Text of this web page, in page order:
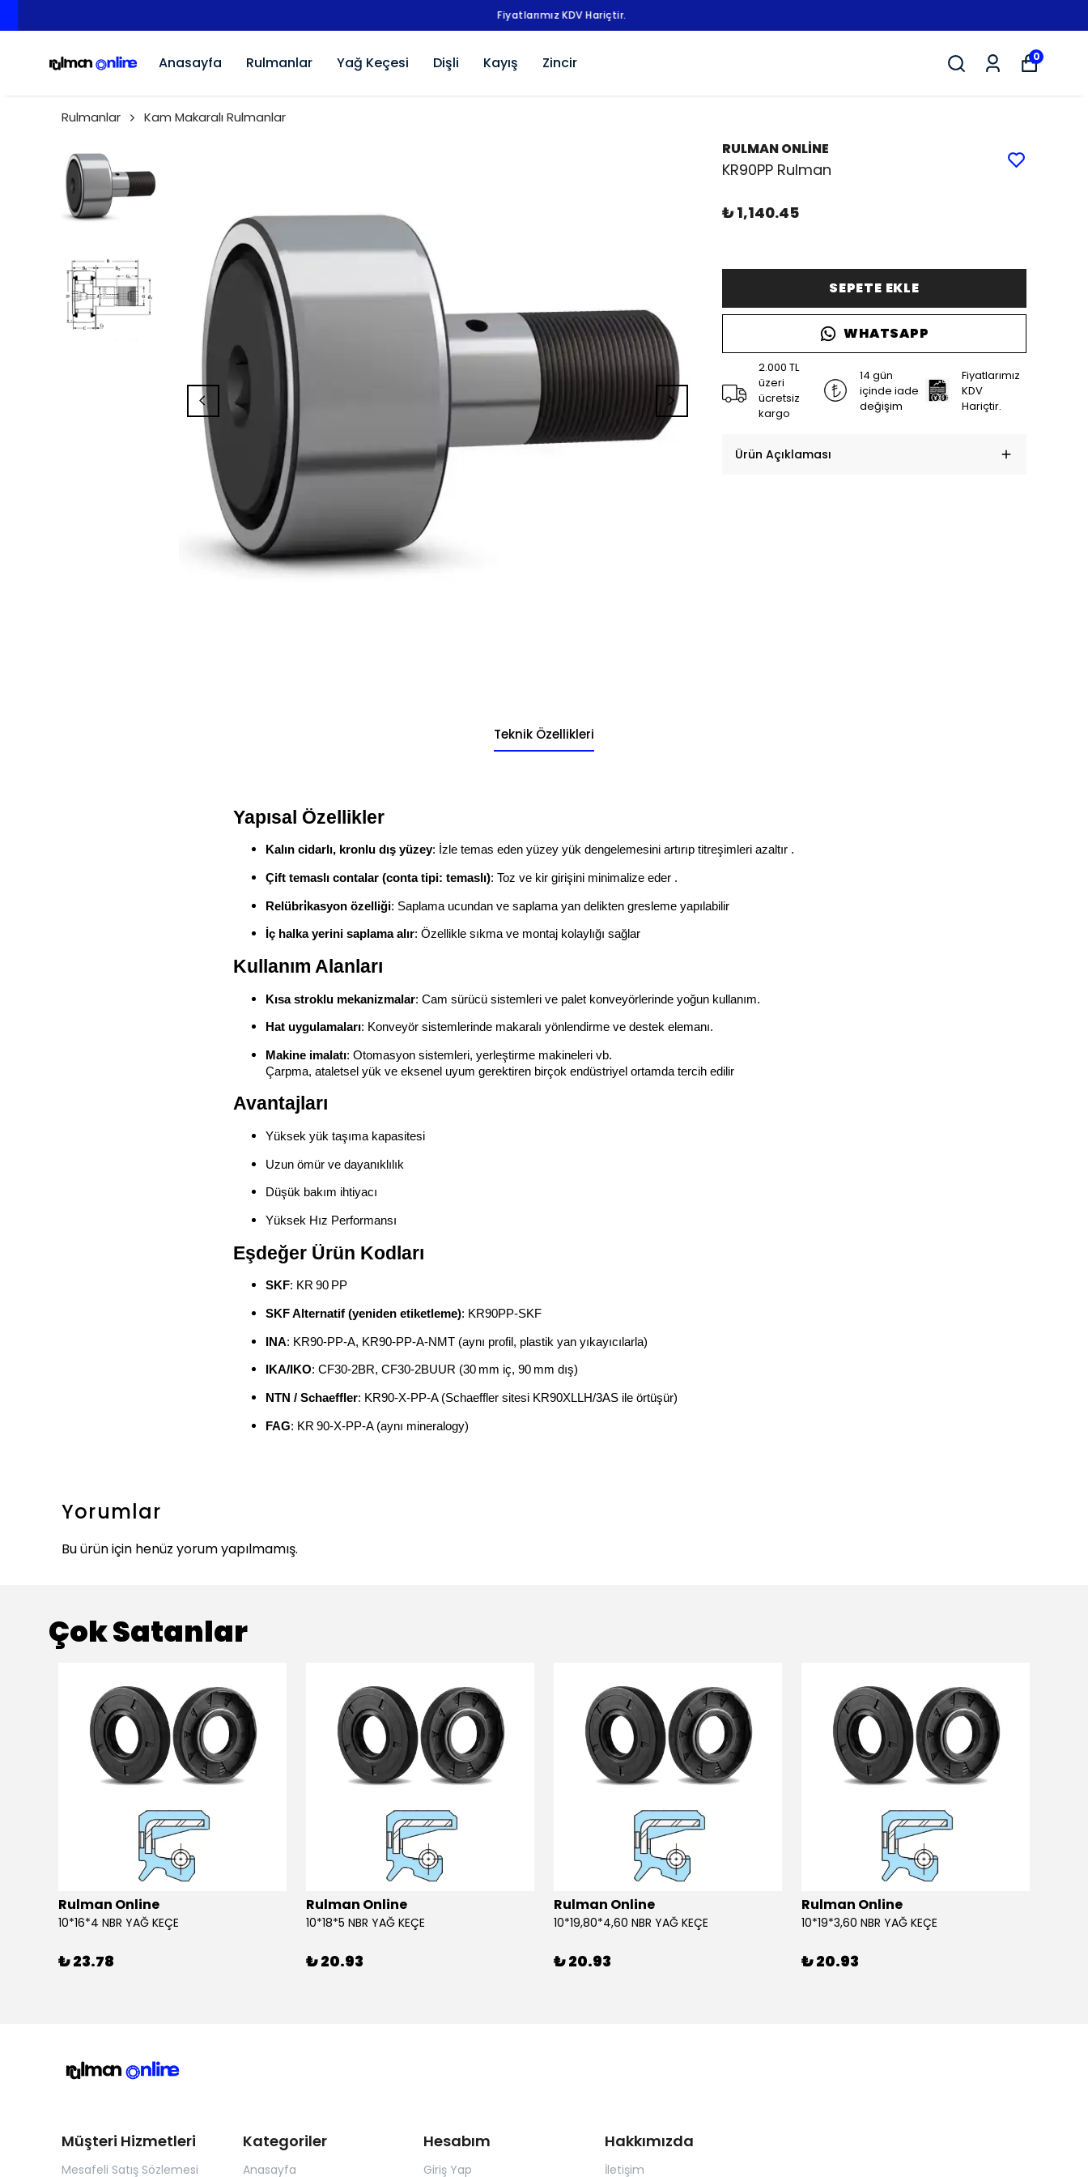
Fiyatlarımız KDV Hariçtir.
Anasayfa Rulmanlar Yağ Keçesi Dişli Kayış Zincir 0
Rulmanlar Kam Makaralı Rulmanlar
RULMAN ONLİNE
KR90PP Rulman
₺ 1,140.45
SEPETE EKLE
WHATSAPP
2.000 TL
üzeri
ücretsiz
kargo
14 gün
içinde iade
değişim
Fiyatlarımız
KDV
Hariçtir.
Ürün Açıklaması
Teknik Özellikleri
Yapısal Özellikler
Kalın cidarlı, kronlu dış yüzey: İzle temas eden yüzey yük dengelemesini artırıp titreşimleri azaltır .
Çift temaslı contalar (conta tipi: temaslı): Toz ve kir girişini minimalize eder .
Relübri̇kasyon özelliği: Saplama ucundan ve saplama yan delikten gresleme yapılabilir
İç halka yerini saplama alır: Özellikle sıkma ve montaj kolaylığı sağlar
Kullanım Alanları
Kısa stroklu mekanizmalar: Cam sürücü sistemleri ve palet konveyörlerinde yoğun kullanım.
Hat uygulamaları: Konveyör sistemlerinde makaralı yönlendirme ve destek elemanı.
Makine imalatı: Otomasyon sistemleri, yerleştirme makineleri vb.
Çarpma, ataletsel yük ve eksenel uyum gerektiren birçok endüstriyel ortamda tercih edilir
Avantajları
Yüksek yük taşıma kapasitesi
Uzun ömür ve dayanıklılık
Düşük bakım ihtiyacı
Yüksek Hız Performansı
Eşdeğer Ürün Kodları
SKF: KR 90 PP
SKF Alternatif (yeniden etiketleme): KR90PP‑SKF
INA: KR90‑PP‑A, KR90‑PP‑A‑NMT (aynı profil, plastik yan yıkayıcılarla)
IKA/IKO: CF30‑2BR, CF30‑2BUUR (30 mm iç, 90 mm dış)
NTN / Schaeffler: KR90‑X‑PP‑A (Schaeffler sitesi KR90XLLH/3AS ile örtüşür)
FAG: KR 90‑X‑PP‑A (aynı mineralogy)
Yorumlar
Bu ürün için henüz yorum yapılmamış.
Çok Satanlar
Rulman Online
10*16*4 NBR YAĞ KEÇE
₺ 23.78
Rulman Online
10*18*5 NBR YAĞ KEÇE
₺ 20.93
Rulman Online
10*19,80*4,60 NBR YAĞ KEÇE
₺ 20.93
Rulman Online
10*19*3,60 NBR YAĞ KEÇE
₺ 20.93
Müşteri Hizmetleri
Mesafeli Satış Sözlemesi
Kategoriler
Anasayfa
Hesabım
Giriş Yap
Hakkımızda
İletişim